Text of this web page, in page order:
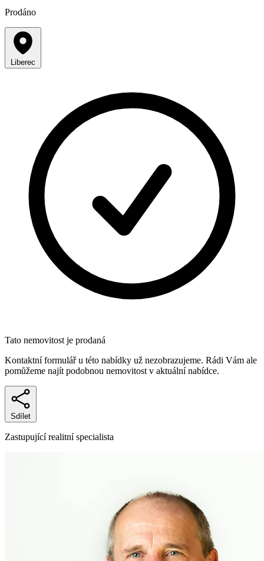
Prodáno
Liberec
Tato nemovitost je prodaná
Kontaktní formulář u této nabídky už nezobrazujeme. Rádi Vám ale
pomůžeme najít podobnou nemovitost v aktuální nabídce.
Sdílet
Zastupující realitní specialista